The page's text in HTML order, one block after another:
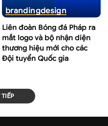
brandingdesign
Liên đoàn Bóng đá Pháp ra
mắt logo và bộ nhận diện
thương hiệu mới cho các
Đội tuyển Quốc gia